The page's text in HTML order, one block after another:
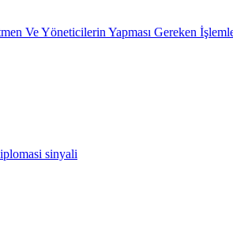
Ve Yöneticilerin Yapması Gereken
sinyali